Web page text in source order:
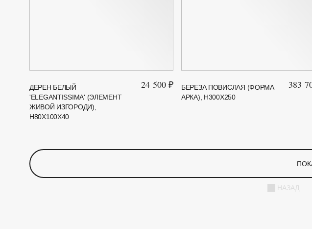
ДЕРЕН БЕЛЫЙ
'ELEGANTISSIMA' (ЭЛЕМЕНТ
ЖИВОЙ ИЗГОРОДИ),
H80Х100Х40
24 500 ₽
БЕРЕЗА ПОВИСЛАЯ (ФОРМА
АРКА), H300Х250
383
НАЗАД